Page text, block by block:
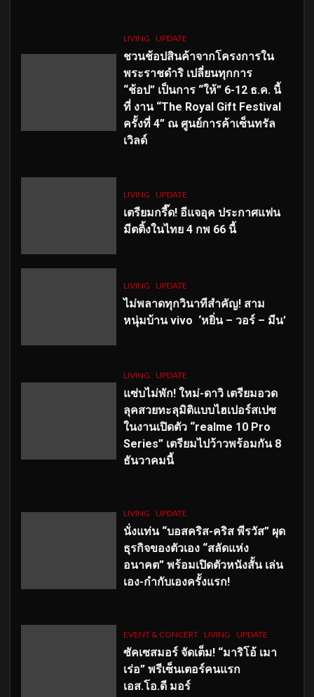
LIVING UPDATE
ชวนช้อปสินค้าจากโครงการใน
พระราชดำริ เปลี่ยนทุกการ
“ช้อป” เป็นการ “ให้” 6-12 ธ.ค. นี้
ที่ งาน “The Royal Gift Festival
ครั้งที่ 4” ณ ศูนย์การค้าเซ็นทรัล
เวิลด์
LIVING UPDATE
เตรียมกรี๊ด! อีแจอุค ประกาศแฟน
มีตติ้งในไทย 4 กพ 66 นี้
LIVING UPDATE
ไม่พลาดทุกวินาทีสำคัญ! สาม
หนุ่มบ้าน vivo ‘หยิ่น – วอร์ – มีน’
LIVING UPDATE
แซ่บไม่พัก! ใหม่-ดาวิ เตรียมอวด
ลุคสวยทะลุมิติแบบไฮเปอร์สเปซ
ในงานเปิดตัว “realme 10 Pro
Series” เตรียมไปว้าวพร้อมกัน 8
ธันวาคมนี้
LIVING UPDATE
นั่งแท่น “บอสคริส-คริส พีรวัส” ผุด
ธุรกิจของตัวเอง “สลัดแห่ง
อนาคต” พร้อมเปิดตัวหนังสั้น เล่น
เอง-กำกับเองครั้งแรก!
EVENT & CONCERT LIVING UPDATE
ซัคเซสมอร์ จัดเต็ม! “มาริโอ้ เมา
เร่อ” พรีเซ็นเตอร์คนแรก
เอส.โอ.ดี มอร์